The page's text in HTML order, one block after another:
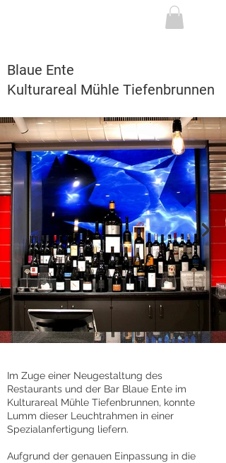
Blaue Ente
Kulturareal Mühle Tiefenbrunnen
Im Zuge einer Neugestaltung des
Restaurants und der Bar Blaue Ente im
Kulturareal Mühle Tiefenbrunnen, konnte
Lumm dieser Leuchtrahmen in einer
Spezialanfertigung liefern.
Aufgrund der genauen Einpassung in die